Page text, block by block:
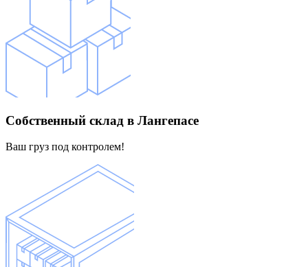
Собственный склад в Лангепасе
Ваш груз под контролем!